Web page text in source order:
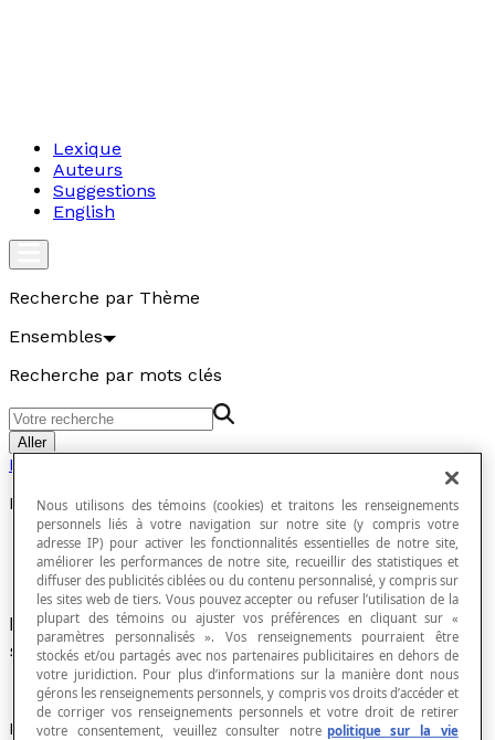
Lexique
Auteurs
Suggestions
English
Recherche par Thème
Ensembles
Recherche par mots clés
Aller
Ensembles
Définition d'un ensemble en extension
Description d'un ensemble à partir de la liste de
ses éléments.
En général, la définition d'un ensemble en extension
Nous utilisons des témoins (cookies) et traitons les renseignements
personnels liés à votre navigation sur notre site (y compris votre
adresse IP) pour activer les fonctionnalités essentielles de notre site,
améliorer les performances de notre site, recueillir des statistiques et
diffuser des publicités ciblées ou du contenu personnalisé, y compris sur
les sites web de tiers. Vous pouvez accepter ou refuser l’utilisation de la
plupart des témoins ou ajuster vos préférences en cliquant sur «
paramètres personnalisés ». Vos renseignements pourraient être
stockés et/ou partagés avec nos partenaires publicitaires en dehors de
votre juridiction. Pour plus d’informations sur la manière dont nous
gérons les renseignements personnels, y compris vos droits d’accéder et
de corriger vos renseignements personnels et votre droit de retirer
votre consentement, veuillez consulter notre politique sur la vie